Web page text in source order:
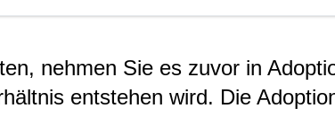
nehmen Sie es zuvor in
entstehen wird. Die